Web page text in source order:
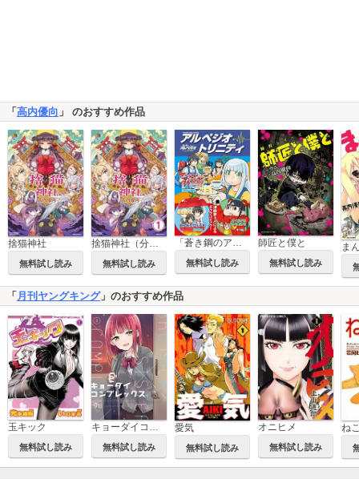
「高内優向 」 のおすすめ作品
捨猫神社
無料試し読み
捨猫神社（分冊版）
無料試し読み 無料試し読み
師匠と僕と
無料試し読み
ま
「 月刊ヤングキング」のおすすめ作品
玉キック
無料試し読み
キョーダイコンプレックス
無料試し読み
愛気
無料試し読み
オニヒメ
無料試し読み
ね